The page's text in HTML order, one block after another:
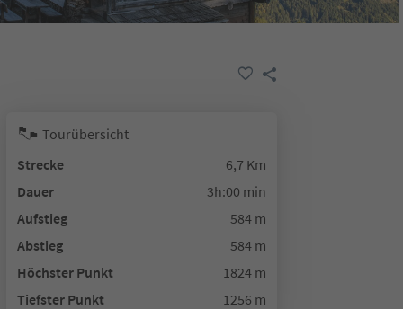
Tourübersicht
Strecke
6,7 Km
Dauer
3h:00 min
Aufstieg
584 m
Abstieg
584 m
Höchster Punkt
1824 m
Tiefster Punkt
1256 m